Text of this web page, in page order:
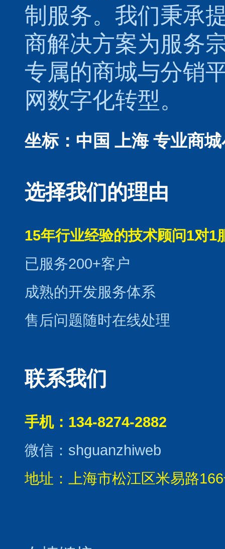
制 服务。我们秉承
商解决方案为服务
专属的商城与分销
网数字化转型。
坐标：中国 上海 专业商
选择我们的理由
15年行业经验的技术顾问1对1
已服务200+客户
成熟的开发服务体系
售后问题随时在线处理
联系我们
手机：134-8274-2882
微信：shguanzhiweb
地址：上海市松江区米易路